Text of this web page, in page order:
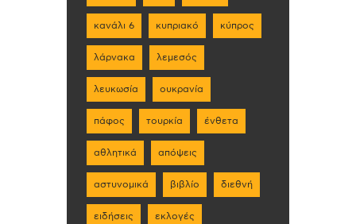
κανάλι 6 κυπριακό κύπρος
λάρνακα λεμεσός
λευκωσία ουκρανία
πάφος τουρκία ένθετα
αθλητικά απόψεις
αστυνομικά βιβλίο διεθνή
ειδήσεις εκλογές